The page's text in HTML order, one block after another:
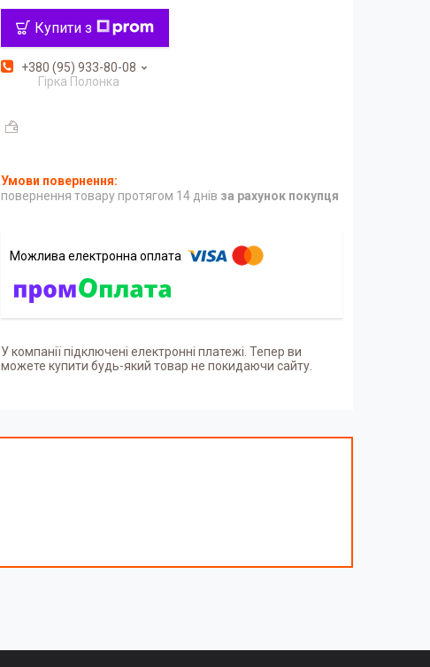
Купити з
+380 (95) 933-80-08
Гірка Полонка
повернення товару протягом 14 днів за рахунок покупця
У компанії підключені електронні платежі. Тепер ви
можете купити будь-який товар не покидаючи сайту.